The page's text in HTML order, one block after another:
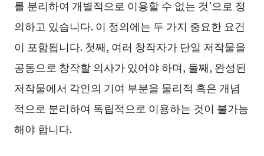
를 분리하여 개별적으로 이용할 수 없는 것’으로 정
의하고 있습니다. 이 정의에는 두 가지 중요한 요건
이 포함됩니다. 첫째, 여러 창작자가 단일 저작물을
공동으로 창작할 의사가 있어야 하며, 둘째, 완성된
저작물에서 각인의 기여 부분을 물리적 혹은 개념
적으로 분리하여 독립적으로 이용하는 것이 불가능
해야 합니다.